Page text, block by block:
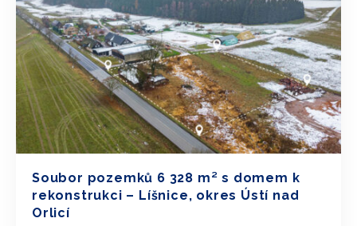
Soubor pozemků 6 328 m² s domem k
rekonstrukci – Líšnice, okres Ústí nad
Orlicí